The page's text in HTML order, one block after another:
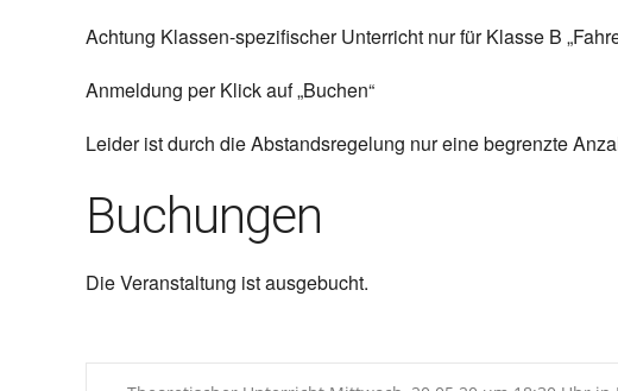
Achtung Klassen-spezifischer Unterricht nur für Klasse B
Anmeldung per Klick auf „Buchen“
Leider ist durch die Abstandsregelung nur eine begrenzte
Buchungen
Die Veranstaltung ist ausgebucht.